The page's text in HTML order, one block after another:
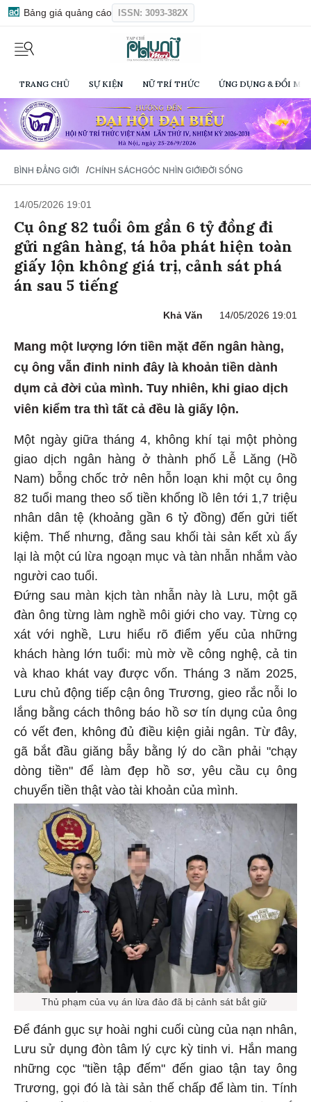
Bảng giá quảng cáo ISSN: 3093-382X
TRANG CHỦ SỰ KIỆN NỮ TRÍ THỨC ỨNG DỤNG & ĐỔI
BÌNH ĐẲNG GIỚI /CHÍNH SÁCHGÓC NHÌN GIỚIĐỜI SỐNG
14/05/2026 19:01
Cụ ông 82 tuổi ôm gần 6 tỷ đồng đi
gửi ngân hàng, tá hỏa phát hiện toàn
giấy lộn không giá trị, cảnh sát phá
án sau 5 tiếng
Khả Văn 14/05/2026 19:01
Mang một lượng lớn tiền mặt đến ngân hàng,
cụ ông vẫn đinh ninh đây là khoản tiền dành
dụm cả đời của mình. Tuy nhiên, khi giao dịch
viên kiểm tra thì tất cả đều là giấy lộn.
Một ngày giữa tháng 4, không khí tại một phòng
giao dịch ngân hàng ở thành phố Lễ Lăng (Hồ
Nam) bỗng chốc trở nên hỗn loạn khi một cụ ông
82 tuổi mang theo số tiền khổng lồ lên tới 1,7 triệu
nhân dân tệ (khoảng gần 6 tỷ đồng) đến gửi tiết
kiệm. Thế nhưng, đằng sau khối tài sản kết xù ấy
lại là một cú lừa ngoạn mục và tàn nhẫn nhắm vào
người cao tuổi.
Đứng sau màn kịch tàn nhẫn này là Lưu, một gã
đàn ông từng làm nghề môi giới cho vay. Từng cọ
xát với nghề, Lưu hiểu rõ điểm yếu của những
khách hàng lớn tuổi: mù mờ về công nghệ, cả tin
và khao khát vay được vốn. Tháng 3 năm 2025,
Lưu chủ động tiếp cận ông Trương, gieo rắc nỗi lo
lắng bằng cách thông báo hồ sơ tín dụng của ông
có vết đen, không đủ điều kiện giải ngân. Từ đây,
gã bắt đầu giăng bẫy bằng lý do cần phải "chạy
dòng tiền" để làm đẹp hồ sơ, yêu cầu cụ ông
chuyển tiền thật vào tài khoản của mình.
Thủ phạm của vụ án lừa đảo đã bị cảnh sát bắt giữ
Để đánh gục sự hoài nghi cuối cùng của nạn nhân,
Lưu sử dụng đòn tâm lý cực kỳ tinh vi. Hắn mang
những cọc "tiền tập đếm" đến giao tận tay ông
Trương, gọi đó là tài sản thế chấp để làm tin. Tính